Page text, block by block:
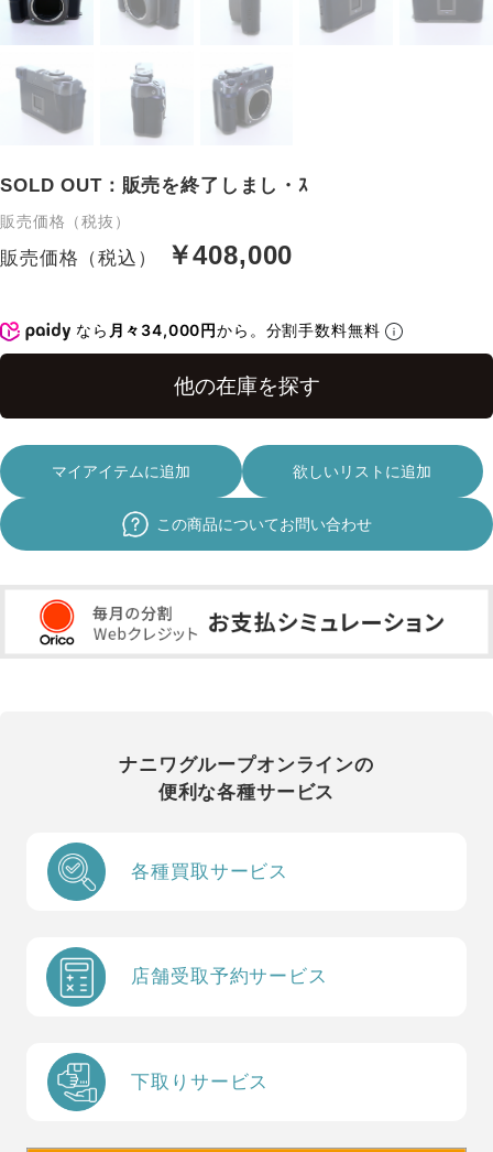
SOLD OUT：販売を終了しまし・ｽ
販売価格（税抜）
販売価格（税込） ￥408,000
なら 月々34,000円から。分割手数料無料
マイアイテムに追加 欲しいリストに追加
この商品についてお問い合わせ
ナニワグループオンラインの
便利な各種サービス
各種買取サービス
店舗受取予約サービス
下取りサービス